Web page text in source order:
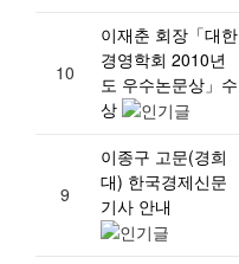
10
이재춘 회장「대한
경영학회 2010년
도 우수논문상」수
상
9
이종구 고문(경희
대) 한국경제신문
기사 안내